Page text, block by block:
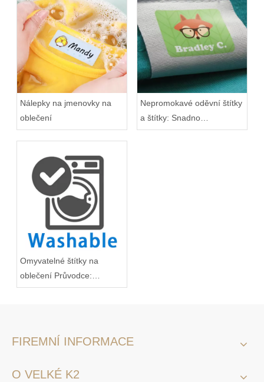
Nálepky na jmenovky na
oblečení
Nepromokavé oděvní štítky
a štítky: Snadno
identifikujte osobní oblečení
Omyvatelné štítky na
oblečení Průvodce:
Chraňte oblečení před
FIREMNÍ INFORMACE
O VELKÉ K2